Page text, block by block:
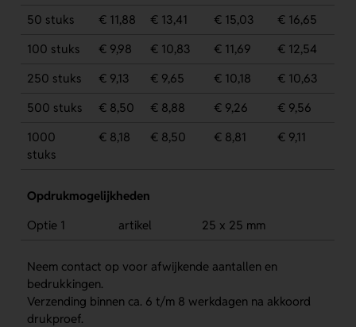
50 stuks € 11,88 € 13,41 € 15,03
€ 16,65
100 stuks
€ 9,98 € 10,83 € 11,69
€ 12,54
250 stuks
€ 9,13 € 9,65 € 10,18
€ 10,63
500 stuks
€ 8,50 € 8,88 € 9,26
€ 9,56
1000
stuks
€ 8,18 € 8,50 € 8,81 € 9,11
Opdrukmogelijkheden
Optie 1
artikel 25 x 25 mm
Neem contact op voor afwijkende aantallen en
bedrukkingen.
Verzending binnen ca. 6 t/m 8 werkdagen na akkoord
drukproef.